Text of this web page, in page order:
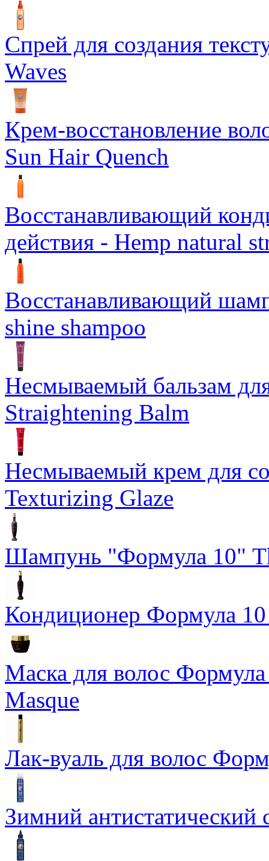
Спрей для создания
Waves
Крем-восстановление
Sun Hair Quench
Восстанавливающий
действия - Hemp natural
Восстанавливающий
shine shampoo
Несмываемый бальзам
Straightening Balm
Несмываемый крем для
Texturizing Glaze
Шампунь "Формула 10"
Кондиционер Формула
Маска для волос
Masque
Лак-вуаль для волос
Зимний